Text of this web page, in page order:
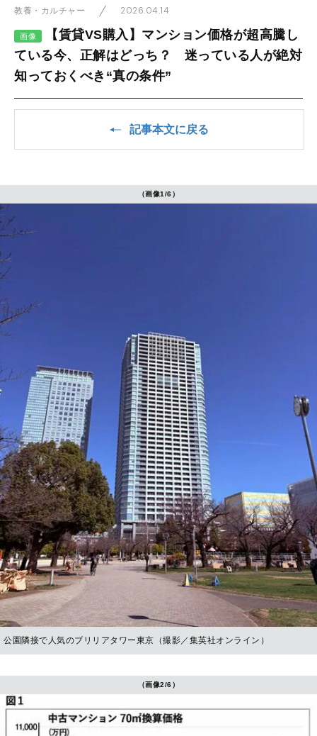
教養・カルチャー 2026.04.14
画像
【賃貸VS購入】マンション価格が超高騰し
ている今、正解はどっち？ 迷っている人が絶対
知っておくべき“真の条件”
記事本文に戻る
（画像1/6）
公園隣接で人気のブリリアタワー東京（撮影／集英社オンライン）
（画像2/6）